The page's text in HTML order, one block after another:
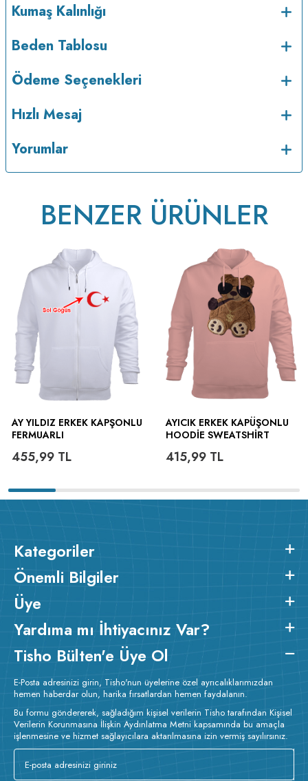
kurutulmaz.Orta ısıda ve tersten ütülenir.
Kumaş Kalınlığı
Beden Tablosu
Ödeme Seçenekleri
Hızlı Mesaj
Yorumlar
BENZER ÜRÜNLER
AY YILDIZ ERKEK KAPŞONLU
FERMUARLI
455,99 TL
AYICIK ERKEK KAPÜŞONLU
HOODIE SWEATSHIRT
415,99TL
Kategoriler
Önemli Bilgiler
Üye
Yardıma mı İhtiyacınız Var?
Tisho Bülten'e Üye Ol
E-Posta adresinizi girin, Tisho'nun üyelerine özel ayrıcalıklarımızdan
hemen haberdar olun, harika fırsatlardan hemen faydalanın.
Bu formu göndererek, sağladığım kişisel verilerin Tisho tarafından Kişisel
Verilerin Korunmasına İlişkin Aydınlatma Metni kapsamında bu amaçla
işlenmesine ve hizmet sağlayıcılara aktarılmasına izin vermiş sayılırsınız.